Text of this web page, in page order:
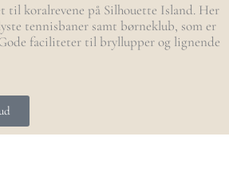
til koralrevene på Silhouette Island. Her
tennisbaner samt børneklub, som er
faciliteter til bryllupper og lignende